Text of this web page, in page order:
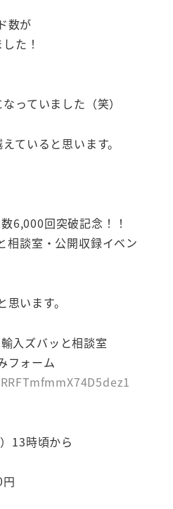
数が
た！
っていました（笑）
ていると思います。
6,000回突破記念！！
談室・公開収録イベン
います。
入ズバッと相談室
フォーム
13時頃から